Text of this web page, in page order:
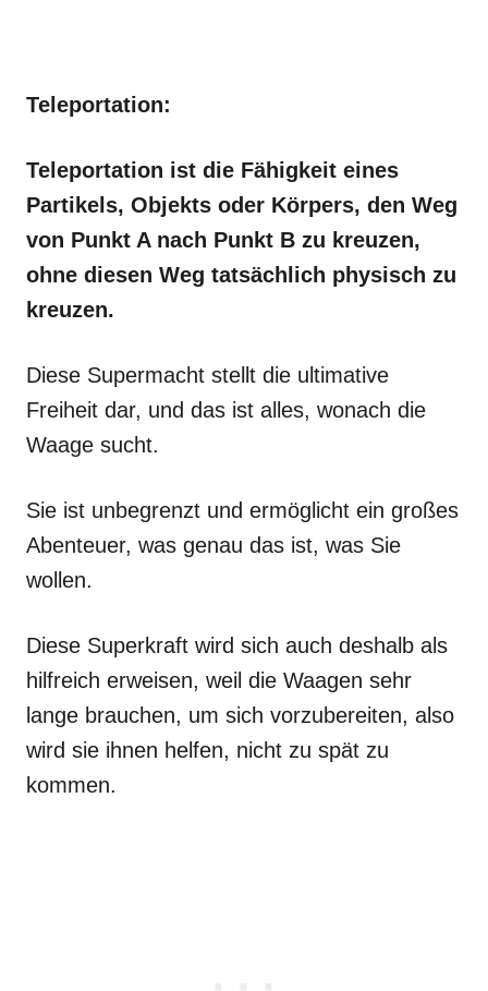
Teleportation:
Teleportation ist die Fähigkeit eines
Partikels, Objekts oder Körpers, den Weg
von Punkt A nach Punkt B zu kreuzen,
ohne diesen Weg tatsächlich physisch zu
kreuzen.
Diese Supermacht stellt die ultimative
Freiheit dar, und das ist alles, wonach die
Waage sucht.
Sie ist unbegrenzt und ermöglicht ein großes
Abenteuer, was genau das ist, was Sie
wollen.
Diese Superkraft wird sich auch deshalb als
hilfreich erweisen, weil die Waagen sehr
lange brauchen, um sich vorzubereiten, also
wird sie ihnen helfen, nicht zu spät zu
kommen.